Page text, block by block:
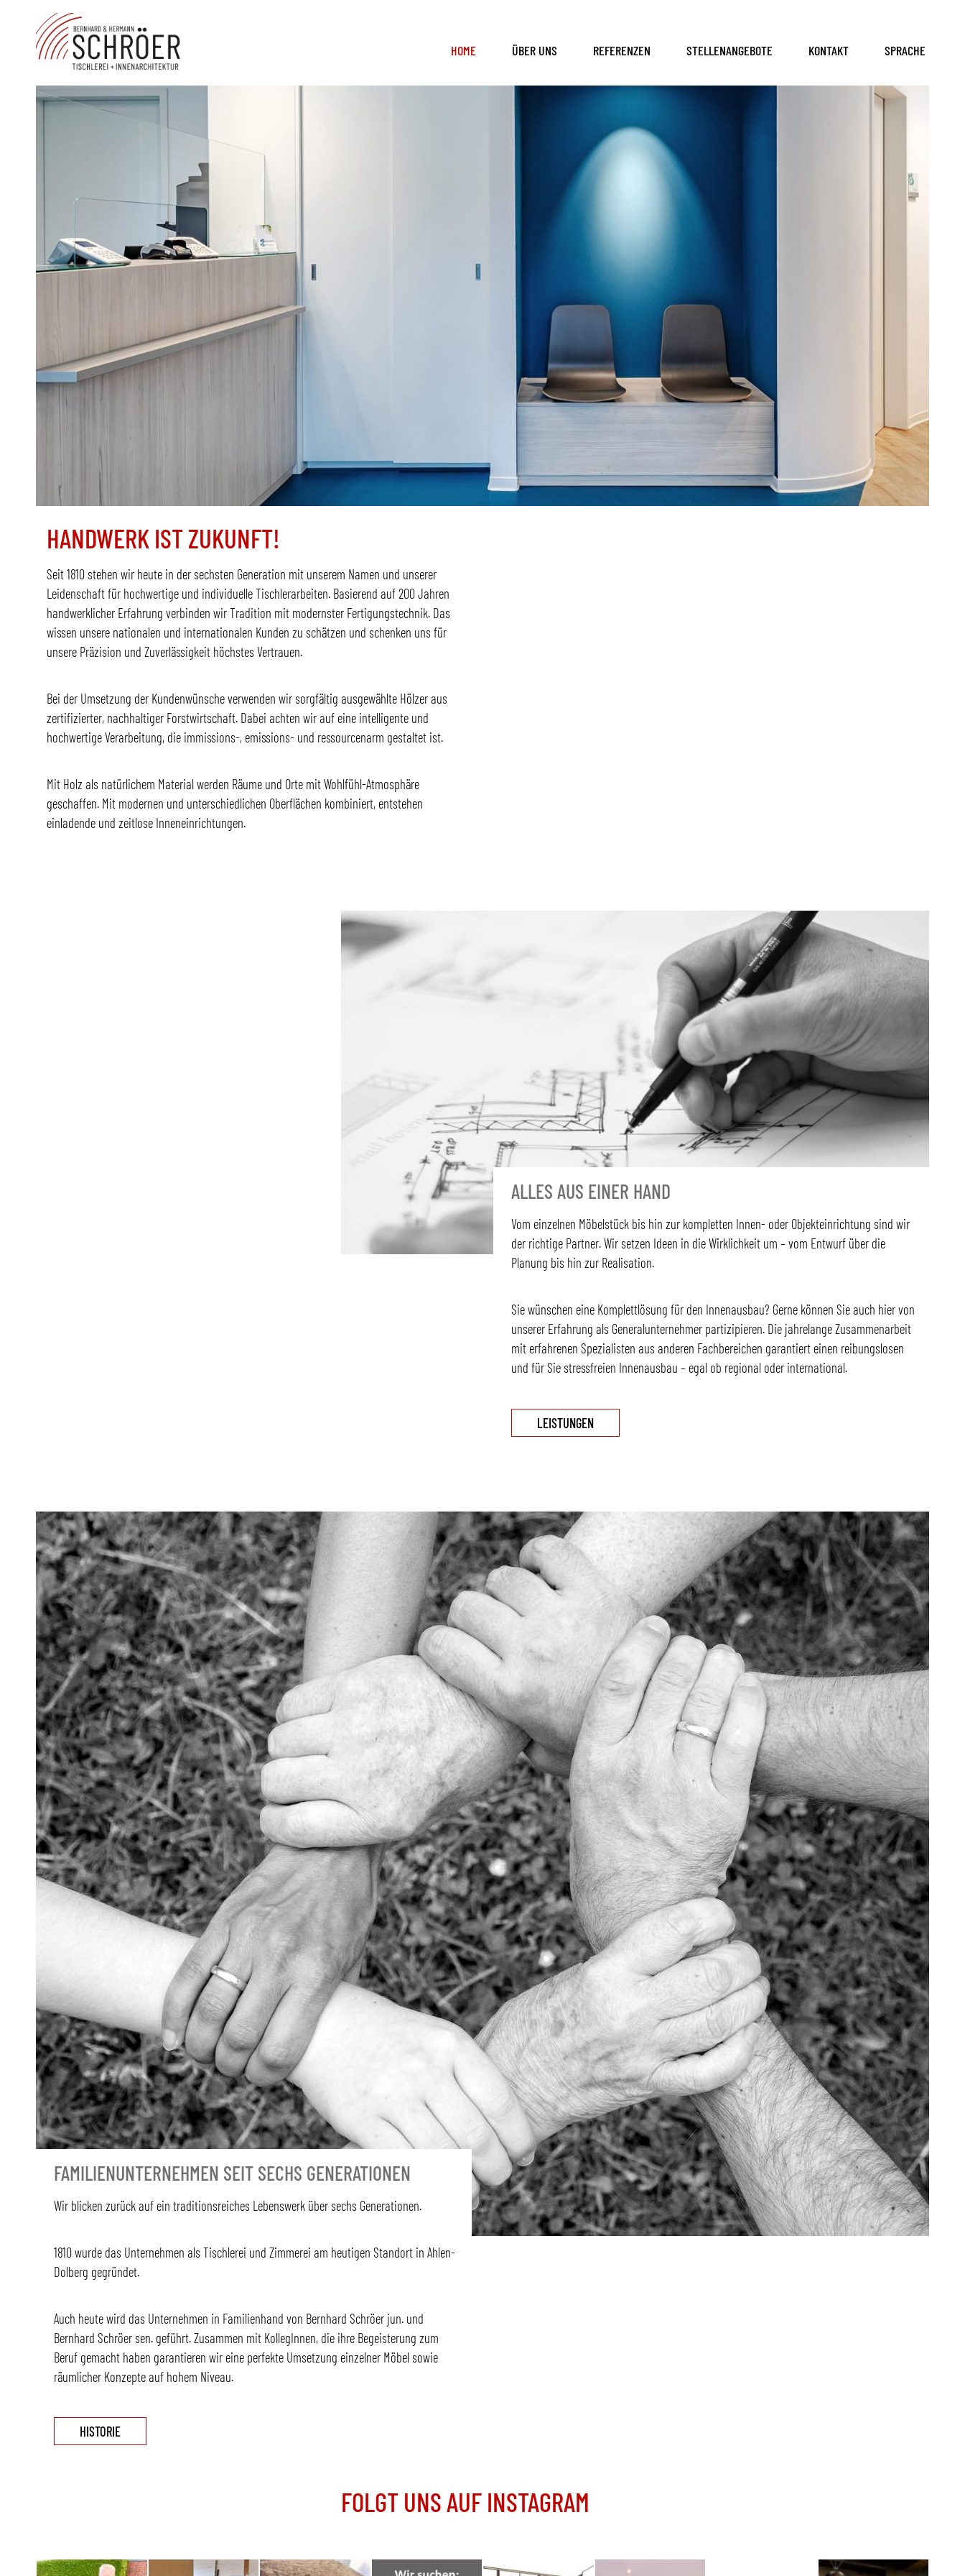
HOME ÜBER UNS REFERENZEN STELLENANGEBOTE KONTAKT SPRACHE
HANDWERK IST ZUKUNFT!
Seit 1810 stehen wir heute in der sechsten Generation mit unserem Namen und unserer
Leidenschaft für hochwertige und individuelle Tischlerarbeiten. Basierend auf 200 Jahren
handwerklicher Erfahrung verbinden wir Tradition mit modernster Fertigungstechnik. Das
wissen unsere nationalen und internationalen Kunden zu schätzen und schenken uns für
unsere Präzision und Zuverlässigkeit höchstes Vertrauen.
Bei der Umsetzung der Kundenwünsche verwenden wir sorgfältig ausgewählte Hölzer aus
zertifizierter, nachhaltiger Forstwirtschaft. Dabei achten wir auf eine intelligente und
hochwertige Verarbeitung, die immissions-, emissions- und ressourcenarm gestaltet ist.
Mit Holz als natürlichem Material werden Räume und Orte mit Wohlfühl-Atmosphäre
geschaffen. Mit modernen und unterschiedlichen Oberflächen kombiniert, entstehen
einladende und zeitlose Inneneinrichtungen.
ALLES AUS EINER HAND
Vom einzelnen Möbelstück bis hin zur kompletten Innen- oder Objekteinrichtung sind wir
der richtige Partner. Wir setzen Ideen in die Wirklichkeit um – vom Entwurf über die
Planung bis hin zur Realisation.
Sie wünschen eine Komplettlösung für den Innenausbau? Gerne können Sie auch hier von
unserer Erfahrung als Generalunternehmer partizipieren. Die jahrelange Zusammenarbeit
mit erfahrenen Spezialisten aus anderen Fachbereichen garantiert einen reibungslosen
und für Sie stressfreien Innenausbau – egal ob regional oder international.
LEISTUNGEN
FAMILIENUNTERNEHMEN SEIT SECHS GENERATIONEN
Wir blicken zurück auf ein traditionsreiches Lebenswerk über sechs Generationen.
1810 wurde das Unternehmen als Tischlerei und Zimmerei am heutigen Standort in Ahlen-
Dolberg gegründet.
Auch heute wird das Unternehmen in Familienhand von Bernhard Schröer jun. und
Bernhard Schröer sen. geführt. Zusammen mit KollegInnen, die ihre Begeisterung zum
Beruf gemacht haben garantieren wir eine perfekte Umsetzung einzelner Möbel sowie
räumlicher Konzepte auf hohem Niveau.
HISTORIE
FOLGT UNS AUF INSTAGRAM